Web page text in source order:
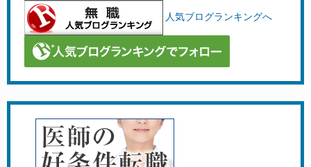
人気ブログランキングへ